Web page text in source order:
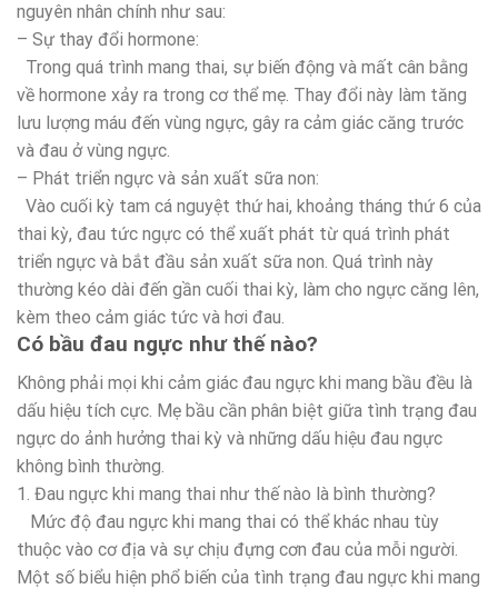
nguyên nhân chính như sau:
– Sự thay đổi hormone:
Trong quá trình mang thai, sự biến động và mất cân bằng
về hormone xảy ra trong cơ thể mẹ. Thay đổi này làm tăng
lưu lượng máu đến vùng ngực, gây ra cảm giác căng trước
và đau ở vùng ngực.
– Phát triển ngực và sản xuất sữa non:
Vào cuối kỳ tam cá nguyệt thứ hai, khoảng tháng thứ 6 của
thai kỳ, đau tức ngực có thể xuất phát từ quá trình phát
triển ngực và bắt đầu sản xuất sữa non. Quá trình này
thường kéo dài đến gần cuối thai kỳ, làm cho ngực căng lên,
kèm theo cảm giác tức và hơi đau.
Có bầu đau ngực như thế nào?
Không phải mọi khi cảm giác đau ngực khi mang bầu đều là
dấu hiệu tích cực. Mẹ bầu cần phân biệt giữa tình trạng đau
ngực do ảnh hưởng thai kỳ và những dấu hiệu đau ngực
không bình thường.
1. Đau ngực khi mang thai như thế nào là bình thường?
Mức độ đau ngực khi mang thai có thể khác nhau tùy
thuộc vào cơ địa và sự chịu đựng cơn đau của mỗi người.
Một số biểu hiện phổ biến của tình trạng đau ngực khi mang